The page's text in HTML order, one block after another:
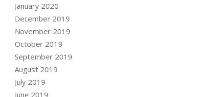
January 2020
December 2019
November 2019
October 2019
September 2019
August 2019
July 2019
June 2019